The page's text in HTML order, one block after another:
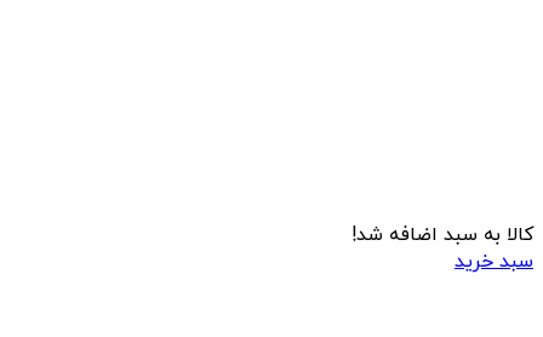
کالا به سبد اضافه شد!
سبد خرید